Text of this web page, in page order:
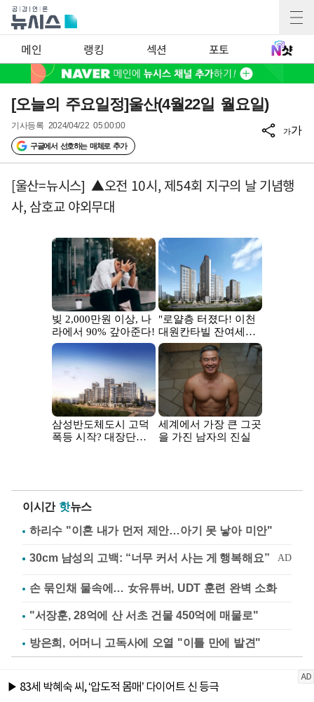
메인 랭킹 섹션 포토
[오늘의 주요일정]울산(4월22일 월요일)
기사등록 2024/04/22 05:00:00
구글에서 선호하는 매체로 추가
가가
[울산=뉴시스] ▲오전 10시, 제54회 지구의 날 기념행
사, 삼호교 야외무대
이시간 핫뉴스
하리수 "이혼 내가 먼저 제안…아기 못 낳아 미안"
손 묶인채 물속에… 女유튜버, UDT 훈련 완벽 소화
"서장훈, 28억에 산 서초 건물 450억에 매물로"
방은희, 어머니 고독사에 오열 "이틀 만에 발견"